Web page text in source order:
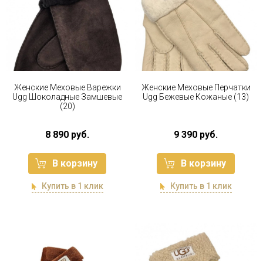
Женские Меховые Варежки
Ugg Шоколадные Замшевые
(20)
8 890 руб.
В корзину
Купить в 1 клик
Женские Меховые Перчатки
Ugg Бежевые Кожаные (13)
9 390 руб.
В корзину
Купить в 1 клик